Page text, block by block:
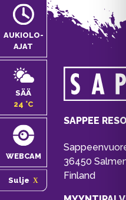
AUKIOLO­
AJAT
SÄÄ
24 °C
WEBCAM
Sulje
SAPPEE
36450
Finland